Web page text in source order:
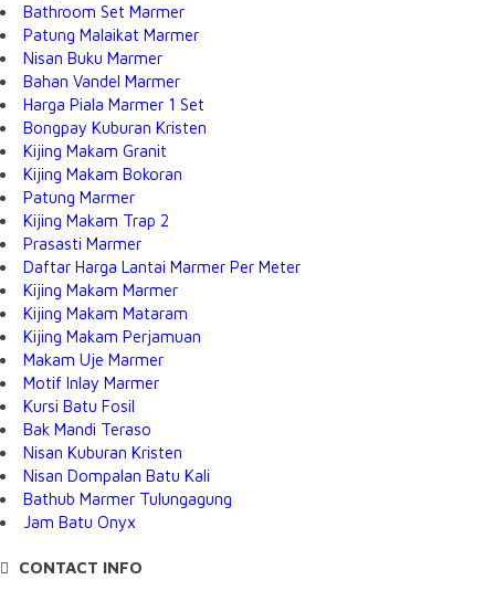
Bathroom Set Marmer
Patung Malaikat Marmer
Nisan Buku Marmer
Bahan Vandel Marmer
Harga Piala Marmer 1 Set
Bongpay Kuburan Kristen
Kijing Makam Granit
Kijing Makam Bokoran
Patung Marmer
Kijing Makam Trap 2
Prasasti Marmer
Daftar Harga Lantai Marmer Per Meter
Kijing Makam Marmer
Kijing Makam Mataram
Kijing Makam Perjamuan
Makam Uje Marmer
Motif Inlay Marmer
Kursi Batu Fosil
Bak Mandi Teraso
Nisan Kuburan Kristen
Nisan Dompalan Batu Kali
Bathub Marmer Tulungagung
Jam Batu Onyx
CONTACT INFO